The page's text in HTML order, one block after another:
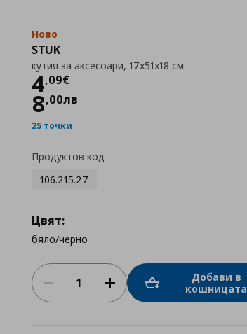
Ново
STUK
кутия за аксесоари, 17x51x18 см
4,09€
Цена
8,00лв
25 точки
Продуктов код
106.215.27
Цвят:
бяло/черно
Добави в
кошницата